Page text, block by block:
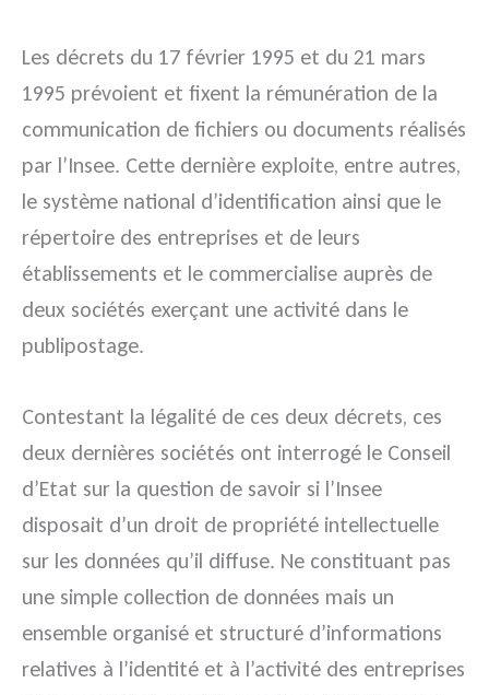
Les décrets du 17 février 1995 et du 21 mars
1995 prévoient et fixent la rémunération de la
communication de fichiers ou documents réalisés
par l’Insee. Cette dernière exploite, entre autres,
le système national d’identification ainsi que le
répertoire des entreprises et de leurs
établissements et le commercialise auprès de
deux sociétés exerçant une activité dans le
publipostage.
Contestant la légalité de ces deux décrets, ces
deux dernières sociétés ont interrogé le Conseil
d’Etat sur la question de savoir si l’Insee
disposait d’un droit de propriété intellectuelle
sur les données qu’il diffuse. Ne constituant pas
une simple collection de données mais un
ensemble organisé et structuré d’informations
relatives à l’identité et à l’activité des entreprises